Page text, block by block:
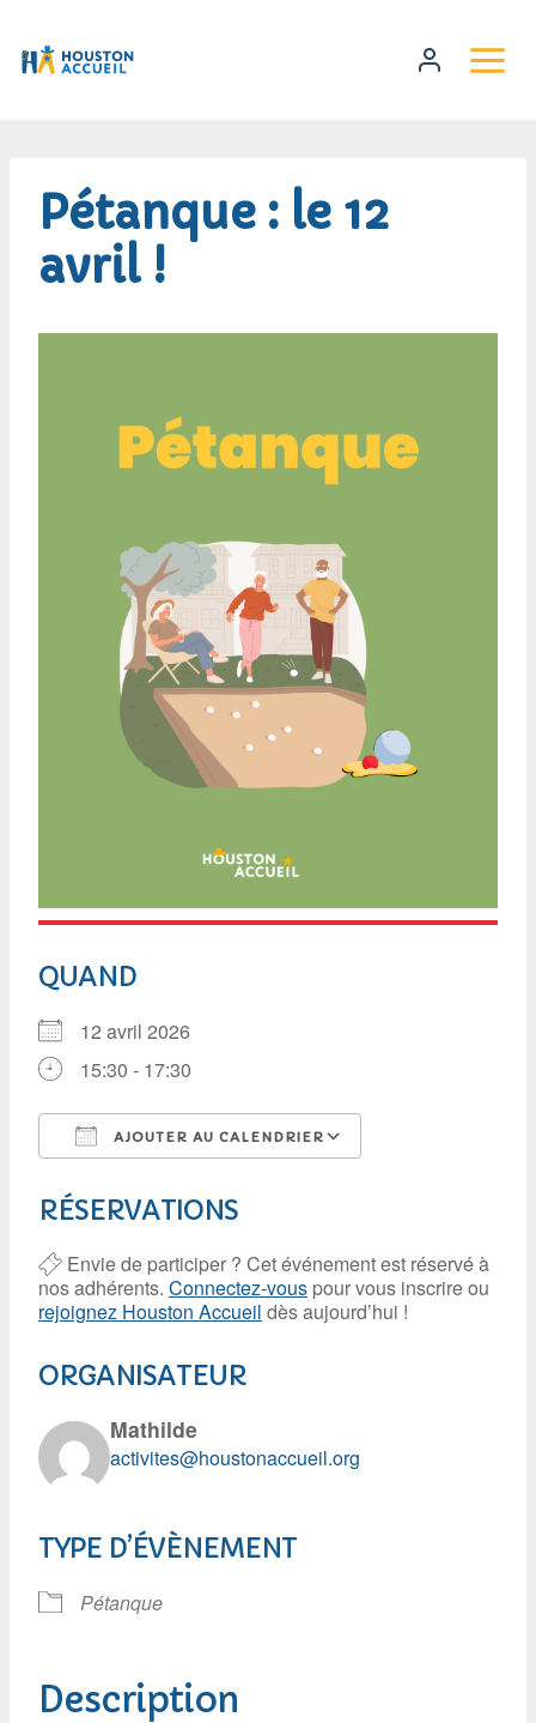
Pétanque : le 12
avril !
QUAND
12 avril 2026
15:30 - 17:30
AJOUTER AU CALENDRIER
RÉSERVATIONS
Envie de participer ? Cet événement est réservé à
nos adhérents. Connectez-vous pour vous inscrire ou
rejoignez Houston Accueil dès aujourd’hui !
ORGANISATEUR
Mathilde
activites@houstonaccueil.org
TYPE D’ÉVÈNEMENT
Pétanque
Description